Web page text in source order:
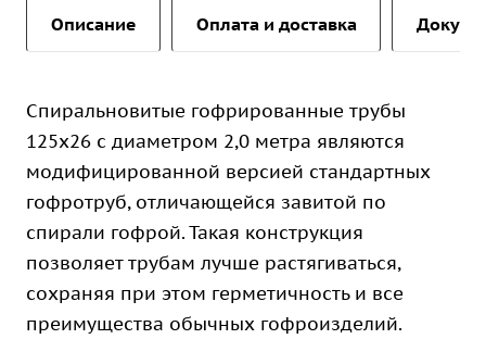
Описание Оплата и доставка
Спиральновитые гофрированные трубы
125х26 с диаметром 2,0 метра являются
модифицированной версией стандартных
гофротруб, отличающейся завитой по
спирали гофрой. Такая конструкция
позволяет трубам лучше растягиваться,
сохраняя при этом герметичность и все
преимущества обычных гофроизделий.